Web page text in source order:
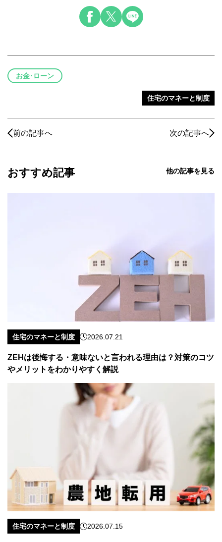
お金･ローン
住宅のマネーと制度
前の記事へ 次の記事へ
おすすめ記事 他の記事を見る
住宅のマネーと制度 2026.07.21
ZEHは後悔する・意味ないと言われる理由は？対策のコツ
やメリットをわかりやすく解説
住宅のマネーと制度 2026.07.15